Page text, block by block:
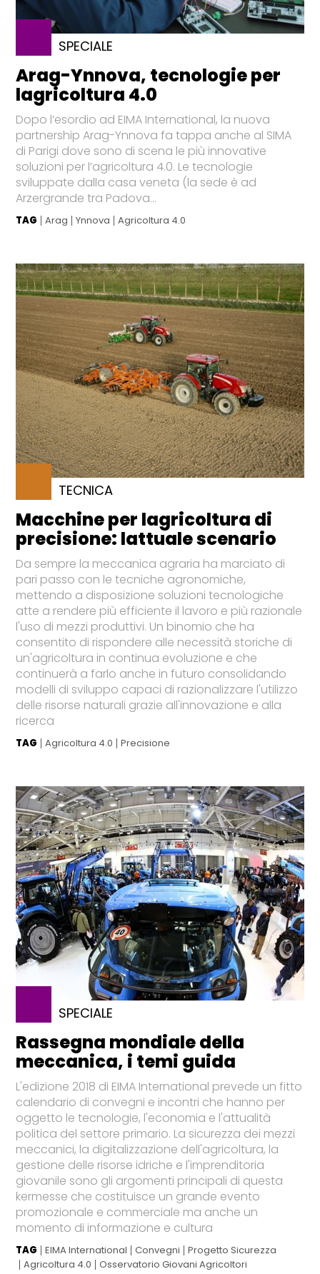
SPECIALE
Arag-Ynnova, tecnologie per
lagricoltura 4.0
Dopo l’esordio ad EIMA International, la nuova
partnership Arag-Ynnova fa tappa anche al SIMA
di Parigi dove sono di scena le più innovative
soluzioni per l’agricoltura 4.0. Le tecnologie
sviluppate dalla casa veneta (la sede è ad
Arzergrande tra Padova...
TAG Arag Ynnova Agricoltura 4.0
TECNICA
Macchine per lagricoltura di
precisione: lattuale scenario
Da sempre la meccanica agraria ha marciato di
pari passo con le tecniche agronomiche,
mettendo a disposizione soluzioni tecnologiche
atte a rendere più efficiente il lavoro e più razionale
l'uso di mezzi produttivi. Un binomio che ha
consentito di rispondere alle necessità storiche di
un'agricoltura in continua evoluzione e che
continuerà a farlo anche in futuro consolidando
modelli di sviluppo capaci di razionalizzare l'utilizzo
delle risorse naturali grazie all'innovazione e alla
ricerca
TAG Agricoltura 4.0 Precisione
SPECIALE
Rassegna mondiale della
meccanica, i temi guida
L'edizione 2018 di EIMA International prevede un fitto
calendario di convegni e incontri che hanno per
oggetto le tecnologie, l'economia e l'attualità
politica del settore primario. La sicurezza dei mezzi
meccanici, la digitalizzazione dell'agricoltura, la
gestione delle risorse idriche e l'imprenditoria
giovanile sono gli argomenti principali di questa
kermesse che costituisce un grande evento
promozionale e commerciale ma anche un
momento di informazione e cultura
TAG EIMA International Convegni
Progetto Sicurezza
Agricoltura 4.0
Osservatorio Giovani Agricoltori